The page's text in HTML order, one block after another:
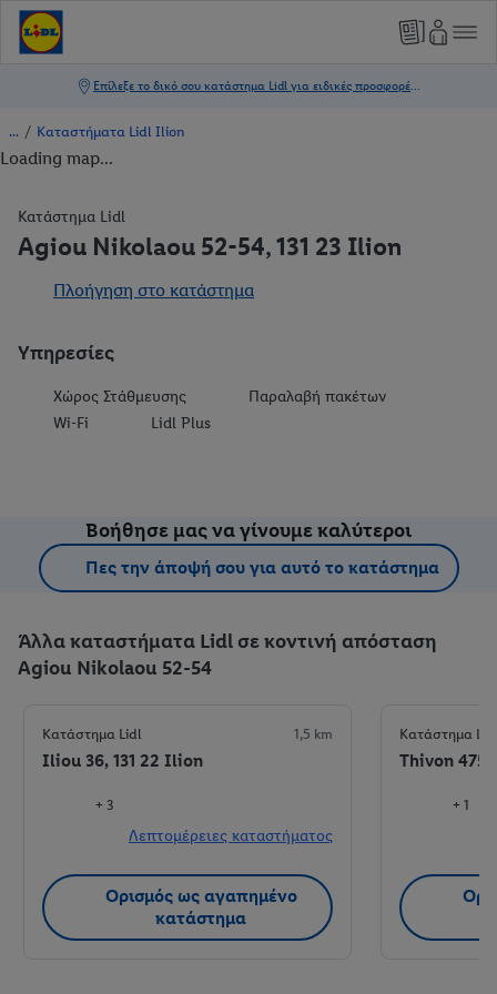
/ Καταστήματα Lidl Ilion
Loading map...
Κατάστημα Lidl
Agiou Nikolaou 52-54, 131 23 Ilion
Πλοήγηση στο κατάστημα
Υπηρεσίες
Χώρος Στάθμευσης
Παραλαβή πακέτων
Wi-Fi
Lidl Plus
Βοήθησε μας να γίνουμε καλύτεροι
Πες την άποψή σου για αυτό το κατάστημα
Άλλα καταστήματα Lidl σε κοντινή απόσταση
Agiou Nikolaou 52-54
Κατάστημα Lidl 1,5 km
Iliou 36, 131 22 Ilion
+ 3
Λεπτομέρειες καταστήματος
Ορισμός ως αγαπημένο
κατάστημα
Κατάστημα
Thivon 475,
+ 1